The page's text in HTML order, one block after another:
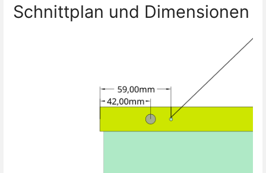
Schnittplan und Dimensionen